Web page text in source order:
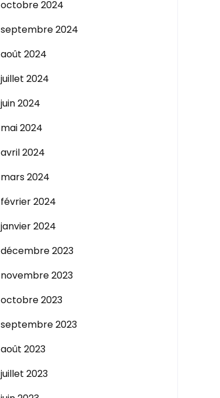
octobre 2024
septembre 2024
août 2024
juillet 2024
juin 2024
mai 2024
avril 2024
mars 2024
février 2024
janvier 2024
décembre 2023
novembre 2023
octobre 2023
septembre 2023
août 2023
juillet 2023